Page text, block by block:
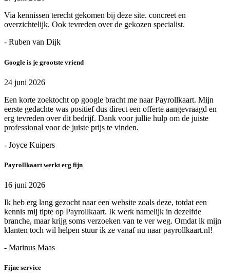
Via kennissen terecht gekomen bij deze site. concreet en
overzichtelijk. Ook tevreden over de gekozen specialist.
- Ruben van Dijk
Google is je grootste vriend
24 juni 2026
Een korte zoektocht op google bracht me naar Payrollkaart. Mijn
eerste gedachte was positief dus direct een offerte aangevraagd en
erg tevreden over dit bedrijf. Dank voor jullie hulp om de juiste
professional voor de juiste prijs te vinden.
- Joyce Kuipers
Payrollkaart werkt erg fijn
16 juni 2026
Ik heb erg lang gezocht naar een website zoals deze, totdat een
kennis mij tipte op Payrollkaart. Ik werk namelijk in dezelfde
branche, maar krijg soms verzoeken van te ver weg. Omdat ik mijn
klanten toch wil helpen stuur ik ze vanaf nu naar payrollkaart.nl!
- Marinus Maas
Fijne service